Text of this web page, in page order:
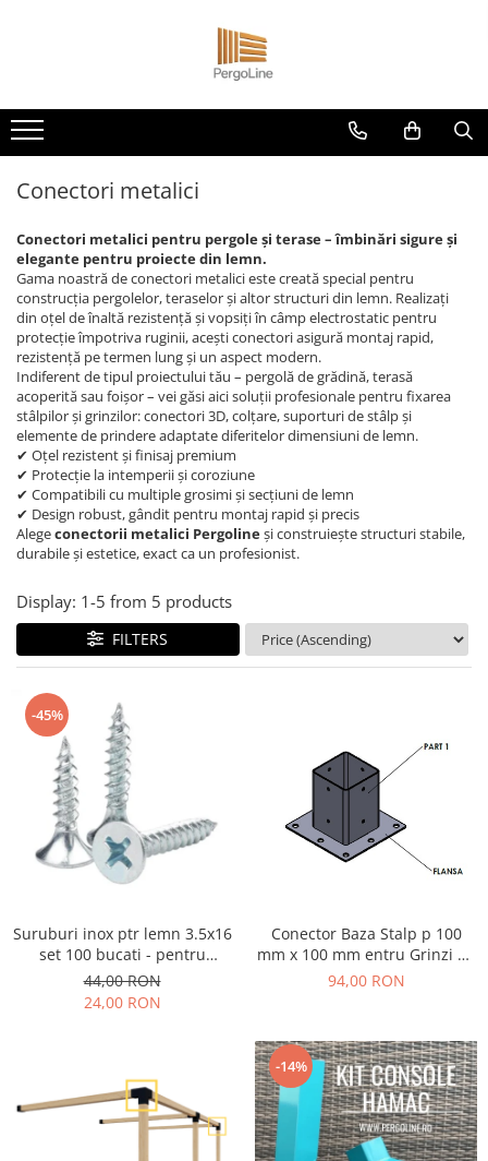
Kit PergoLino orizontal
PergoLino Vertical
Tratarea lemnului
DecoLine
Conectori metalici
Spatii exterioare
Decoratiuni ''Tree of life"
Decoratiuni Florale
Grill & firepit
Numar casa
Panouri porti si garduri
Terasa cadru container
Glisiere / feronerii
Feroneriile PergoLino®
Glisiere compozit HDPE
Accesorii
Conectori metalici
Conectori metalici pentru pergole și terase – îmbinări sigure și
elegante pentru proiecte din lemn.
Gama noastră de conectori metalici este creată special pentru
construcția pergolelor, teraselor și altor structuri din lemn. Realizați
din oțel de înaltă rezistență și vopsiți în câmp electrostatic pentru
protecție împotriva ruginii, acești conectori asigură montaj rapid,
rezistență pe termen lung și un aspect modern.
Indiferent de tipul proiectului tău – pergolă de grădină, terasă
acoperită sau foișor – vei găsi aici soluții profesionale pentru fixarea
stâlpilor și grinzilor: conectori 3D, colțare, suporturi de stâlp și
elemente de prindere adaptate diferitelor dimensiuni de lemn.
✔ Oțel rezistent și finisaj premium
✔ Protecție la intemperii și coroziune
✔ Compatibili cu multiple grosimi și secțiuni de lemn
✔ Design robust, gândit pentru montaj rapid și precis
Alegeconectorii metalici Pergolineși construiește structuri stabile,
durabile și estetice, exact ca un profesionist.
Display: 1-5 from 5 products
FILTERS
-45%
Suruburi inox ptr lemn 3.5x16
set 100 bucati - pentru
prindere lamele pe glisiere
din aluminiu
44,00 RON
24,00 RON
Conector Baza Stalp p 100
mm x 100 mm entru Grinzi de
Lemn
94,00 RON
-14%